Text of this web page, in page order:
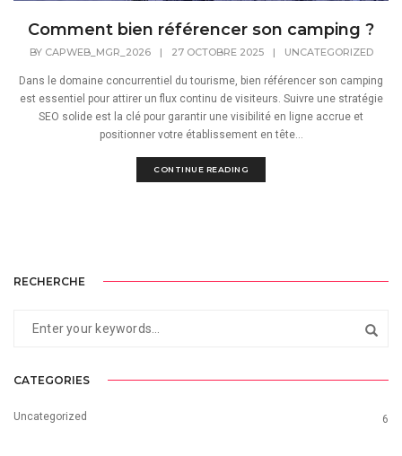
Comment bien référencer son camping ?
BY CAPWEB_MGR_2026 | 27 OCTOBRE 2025 | UNCATEGORIZED
Dans le domaine concurrentiel du tourisme, bien référencer son camping
est essentiel pour attirer un flux continu de visiteurs. Suivre une stratégie
SEO solide est la clé pour garantir une visibilité en ligne accrue et
positionner votre établissement en tête...
CONTINUE READING
RECHERCHE
CATEGORIES
Uncategorized 6